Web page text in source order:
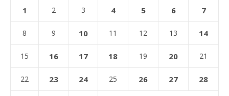
1 2 3 4 5 6 7
8 9 10 11 12 13 14
15 16 17 18 19 20 21
22 23 24 25 26 27 28